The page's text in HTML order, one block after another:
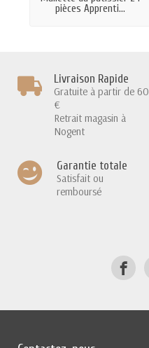
pièces Apprenti...
Livraison Rapide
Gratuite à partir de 60
€
Retrait magasin à
Nogent
Garantie totale
Satisfait ou
remboursé